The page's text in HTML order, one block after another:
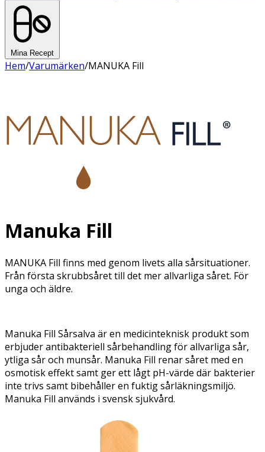
Mina Recept
Hem/Varumärken/MANUKA Fill
Manuka Fill
MANUKA Fill finns med genom livets alla sårsituationer.
Från första skrubbsåret till det mer allvarliga såret. För
unga och äldre.
Manuka Fill Sårsalva är en medicinteknisk produkt som
erbjuder antibakteriell sårbehandling för allvarliga sår,
ytliga sår och munsår. Manuka Fill renar såret med en
osmotisk effekt samt ger ett lågt pH-värde där bakterier
inte trivs samt bibehåller en fuktig sårläkningsmiljö.
Manuka Fill används i svensk sjukvård.